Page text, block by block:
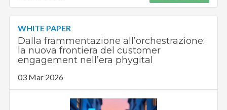
WHITE PAPER
Dalla frammentazione all’orchestrazione:
la nuova frontiera del customer
engagement nell’era phygital
03 Mar 2026